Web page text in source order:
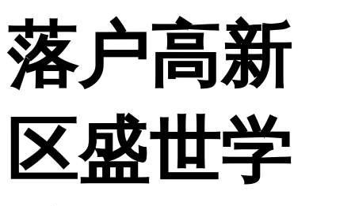
落户高新
区盛世学